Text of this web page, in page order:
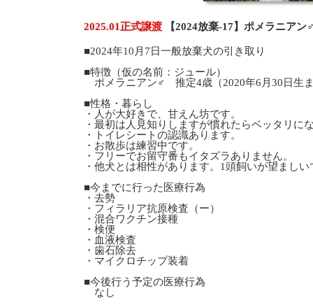
2025.01正式譲渡 【2024放棄-17】ポメラニア
■2024年10月7日一般放棄犬の引き取り
■特徴（仮の名前：ジュール）
ポメラニアン♂ 推定4歳（2020年6月30日生
■性格・暮らし
・人が大好きで、甘えん坊です。
・最初は人見知りしますが慣れたらベッタリに
・トイレシートの認識あります。
・お散歩は練習中です。
・フリーでお留守番もイタズラありません。
・他犬とは相性があります。1頭飼いが望ましい
■今までに行った医療行為
・去勢
・フィラリア抗原検査（ー）
・混合ワクチン接種
・検便
・血液検査
・歯石除去
・マイクロチップ装着
■今後行う予定の医療行為
なし